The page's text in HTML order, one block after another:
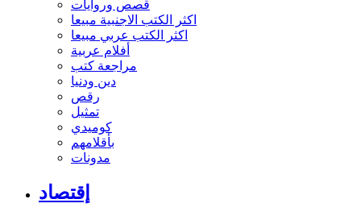
قصص وروايات
اكثر الكتب الاجنبية مبيعا
اكثر الكتب عربي مبيعا
أفلام عربية
مراجعة كتب
دين ودنيا
رقص
تمثيل
كوميدي
بأقلامهم
مدونات
إقتصاد